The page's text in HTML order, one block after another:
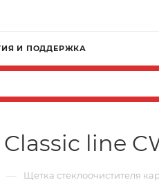
И ПОДДЕРЖКА
line
— Щетка стеклоочистителя